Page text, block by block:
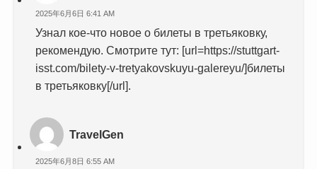
2025年6月6日 6:41 AM
Узнал кое-что новое о билеты в третьяковку,
рекомендую. Смотрите тут: [url=https://stuttgart-
isst.com/bilety-v-tretyakovskuyu-galereyu/]билеты
в третьяковку[/url].
TravelGen
2025年6月8日 6:55 AM